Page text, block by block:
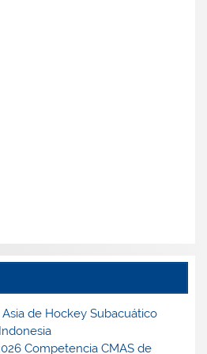
de Hockey Subacuático
Competencia CMAS de